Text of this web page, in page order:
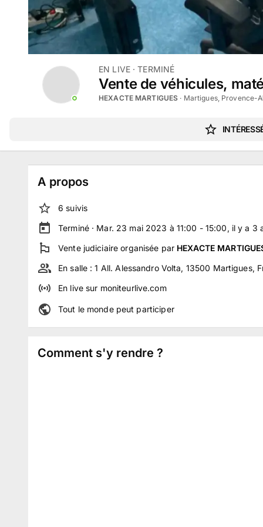
EN LIVE· TERMINÉ
Vente de véhicules,
HEXACTE MARTIGUES · Martigues, Provence-
A propos
6 suivis
Terminé · Mar. 23 mai 2023 à 11:00 - 15:00, il y a 3
Vente judiciaire organisée par HEXACTE
En salle :1 All. Alessandro Volta, 13500 Martigues,
En livesur moniteurlive.com
Tout le monde peut participer
Comment s'y rendre ?